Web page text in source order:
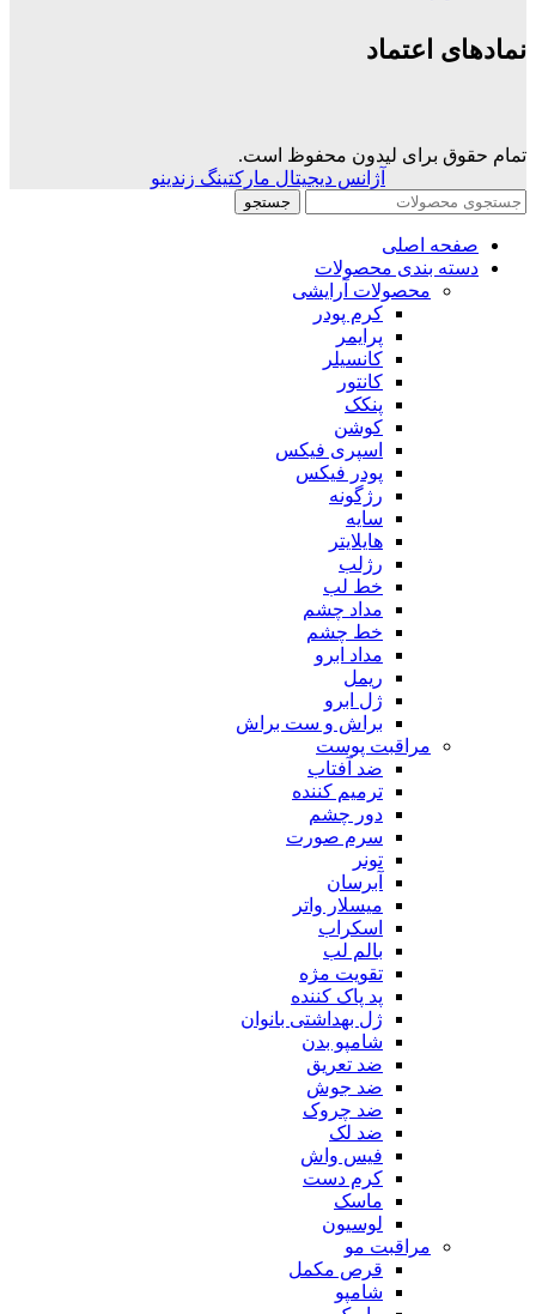
نمادهای اعتماد
تمام حقوق برای لیدون محفوظ است.
آژانس دیجیتال مارکتینگ زندینو
جستجو
صفحه اصلی
دسته بندی محصولات
محصولات آرایشی
کرم پودر
پرایمر
کانسیلر
کانتور
پنکک
کوشن
اسپری فیکس
پودر فیکس
رژگونه
سایه
هایلایتر
رژلب
خط لب
مداد چشم
خط چشم
مداد ابرو
ریمل
ژل ابرو
براش و ست براش
مراقبت پوست
ضد آفتاب
ترمیم کننده
دور چشم
سرم صورت
تونر
آبرسان
میسلار واتر
اسکراب
بالم لب
تقویت مژه
پد پاک کننده
ژل بهداشتی بانوان
شامپو بدن
ضد تعریق
ضد جوش
ضد چروک
ضد لک
فیس واش
کرم دست
ماسک
لوسیون
مراقبت مو
قرص مکمل
شامپو